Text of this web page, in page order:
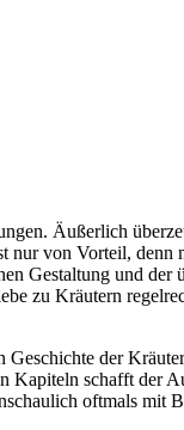
Äußerlich
von Vorteil, denn
Gestaltung und
zu Kräutern
der
schafft der
oftmals mit